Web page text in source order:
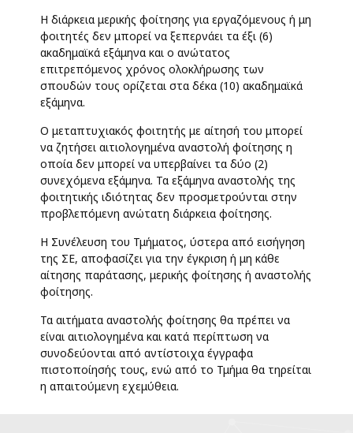
Η διάρκεια μερικής φοίτησης για εργαζόμενους ή μη
φοιτητές δεν μπορεί να ξεπερνάει τα έξι (6)
ακαδημαϊκά εξάμηνα και ο ανώτατος
επιτρεπόμενος χρόνος ολοκλήρωσης των
σπουδών τους ορίζεται στα δέκα (10) ακαδημαϊκά
εξάμηνα.
Ο μεταπτυχιακός φοιτητής με αίτησή του μπορεί
να ζητήσει αιτιολογημένα αναστολή φοίτησης η
οποία δεν μπορεί να υπερβαίνει τα δύο (2)
συνεχόμενα εξάμηνα. Τα εξάμηνα αναστολής της
φοιτητικής ιδιότητας δεν προσμετρούνται στην
προβλεπόμενη ανώτατη διάρκεια φοίτησης.
Η Συνέλευση του Τμήματος, ύστερα από εισήγηση
της ΣΕ, αποφασίζει για την έγκριση ή μη κάθε
αίτησης παράτασης, μερικής φοίτησης ή αναστολής
φοίτησης.
Τα αιτήματα αναστολής φοίτησης θα πρέπει να
είναι αιτιολογημένα και κατά περίπτωση να
συνοδεύονται από αντίστοιχα έγγραφα
πιστοποίησής τους, ενώ από το Τμήμα θα τηρείται
η απαιτούμενη εχεμύθεια.